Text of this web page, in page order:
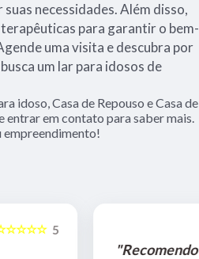
necessidades. Além disso,
para garantir o bem-
uma visita e descubra por
um lar para idosos de
idoso, Casa de Repouso e Casa de
entrar em contato para saber mais.
empreendimento!
5
"Recomendo"